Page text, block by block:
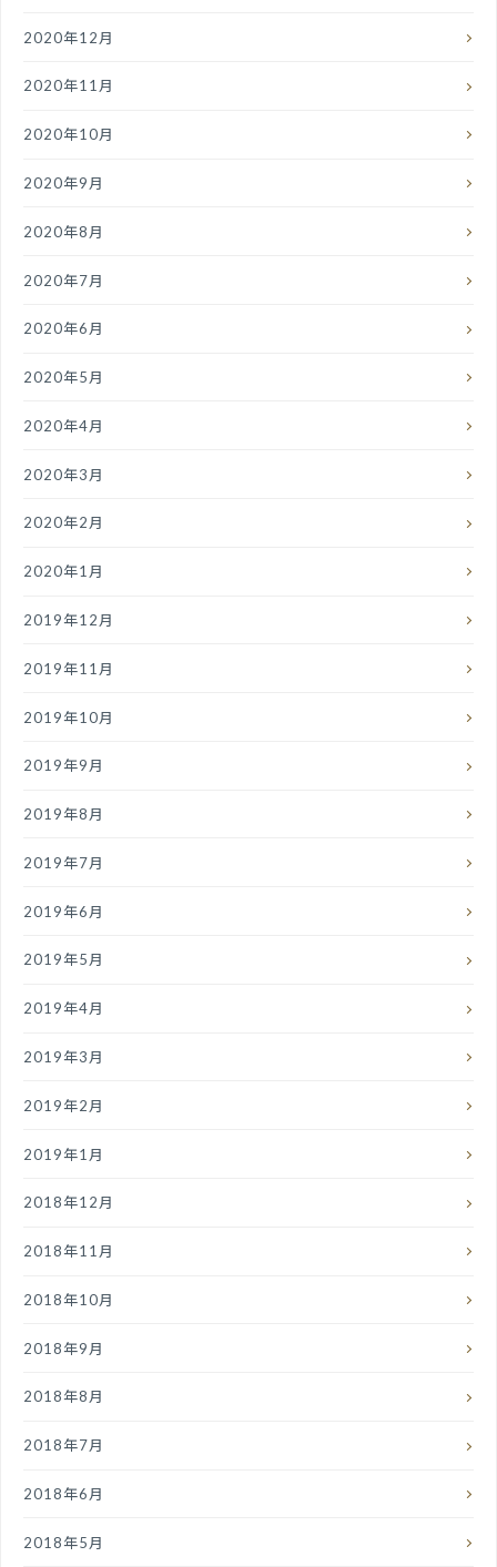
2020年12月
2020年11月
2020年10月
2020年9月
2020年8月
2020年7月
2020年6月
2020年5月
2020年4月
2020年3月
2020年2月
2020年1月
2019年12月
2019年11月
2019年10月
2019年9月
2019年8月
2019年7月
2019年6月
2019年5月
2019年4月
2019年3月
2019年2月
2019年1月
2018年12月
2018年11月
2018年10月
2018年9月
2018年8月
2018年7月
2018年6月
2018年5月